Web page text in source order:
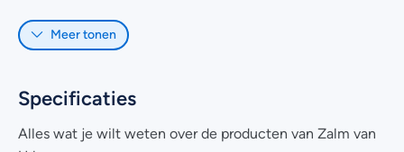
in de koelkast.
de winkel of in de webshop onze zalm kopen. Ons doel is
om de ontvanger van dit geschenk te laten genieten van
Meer tonen
Specificaties
Alles wat je wilt weten over de producten van Zalm van